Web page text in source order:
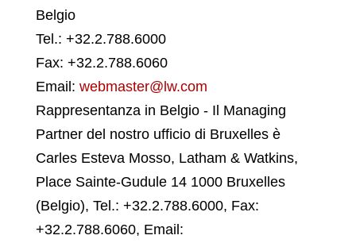
Belgio
Tel.: +32.2.788.6000
Fax: +32.2.788.6060
Email: webmaster@lw.com
Rappresentanza in Belgio - Il Managing
Partner del nostro ufficio di Bruxelles è
Carles Esteva Mosso, Latham & Watkins,
Place Sainte-Gudule 14 1000 Bruxelles
(Belgio), Tel.: +32.2.788.6000, Fax:
+32.2.788.6060, Email: